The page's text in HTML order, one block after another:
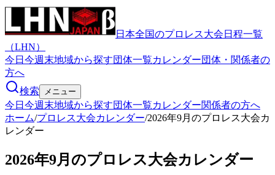
日本全国のプロレス大会日程一覧
（LHN）
今日 今週末地域から探す団体一覧カレンダー団体・関係者の
方へ
検索
メニュー
今日 今週末地域から探す団体一覧カレンダー関係者の方へ
ホーム/プロレス大会カレンダー/2026年9月のプロレス大会カ
レンダー
2026年9月のプロレス大会カレンダー